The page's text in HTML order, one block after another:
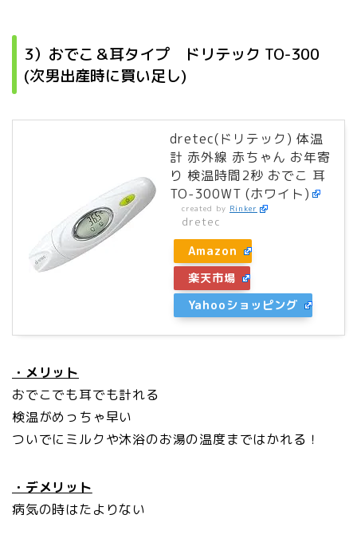
3）おでこ＆耳タイプ ドリテック TO-300
(次男出産時に買い足し)
dretec(ドリテック) 体温
計 赤外線 赤ちゃん お年寄
り 検温時間2秒 おでこ 耳
TO-300WT (ホワイト)
created by Rinker
dretec
Amazon
楽天市場
Yahooショッピング
・メリット
おでこでも耳でも計れる
検温がめっちゃ早い
ついでにミルクや沐浴のお湯の温度まではかれる！
・デメリット
病気の時はたよりない